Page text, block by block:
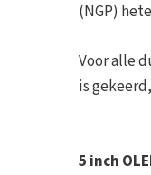
(NGP)
Voor alle
is
5 inch